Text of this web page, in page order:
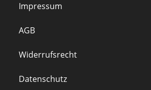
Impressum
AGB
Widerrufsrecht
Datenschutz